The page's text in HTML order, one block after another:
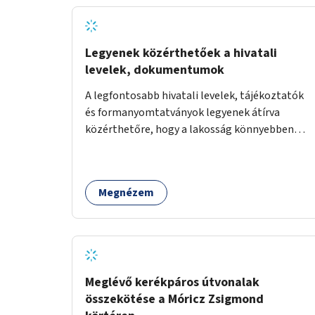
Legyenek közérthetőek a hivatali
levelek, dokumentumok
A legfontosabb hivatali levelek, tájékoztatók
és formanyomtatványok legyenek átírva
közérthetőre, hogy a lakosság könnyebben
Megnézem
Meglévő kerékpáros útvonalak
összekötése a Móricz Zsigmond